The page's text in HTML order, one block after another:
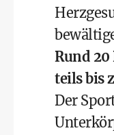
Rund 20
teils bis
Der